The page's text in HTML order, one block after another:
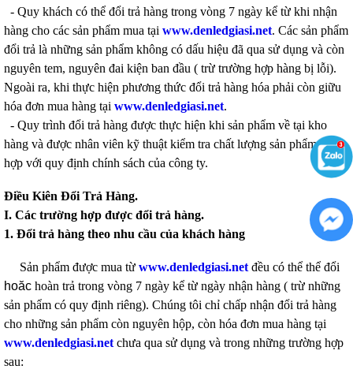
- Quy khách có thể đổi trả hàng trong vòng 7 ngày kể từ khi nhận
hàng cho các sản phẩm mua tại www.denledgiasi.net. Các sản phẩm
đổi trả là những sản phẩm không có dấu hiệu đã qua sử dụng và còn
nguyên tem, nguyên đai kiện ban đầu ( trừ trường hợp hàng bị lỗi).
Ngoài ra, khi thực hiện phương thức đổi trả hàng hóa phải còn giữu
hóa đơn mua hàng tại www.denledgiasi.net.
- Quy trình đổi trả hàng được thực hiện khi sản phẩm về tại kho
hàng và được nhân viên kỹ thuật kiểm tra chất lượng sản phẩm phù
hợp với quy định chính sách của công ty.
Điều Kiên Đổi Trả Hàng.
I. Các trường hợp được đổi trả hàng.
1. Đổi trả hàng theo nhu cầu của khách hàng
Sản phẩm được mua từ www.denledgiasi.net đều có thể thể đổi
hoăc hoàn trả trong vòng 7 ngày kể từ ngày nhận hàng ( trừ những
sản phẩm có quy định riêng). Chúng tôi chỉ chấp nhận đổi trả hàng
cho những sản phẩm còn nguyên hộp, còn hóa đơn mua hàng tại
www.denledgiasi.net chưa qua sử dụng và trong những trường hợp
sau: